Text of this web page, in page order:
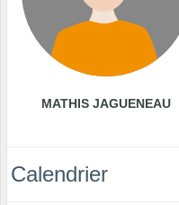
MATHIS JAGUENEAU
Calendrier